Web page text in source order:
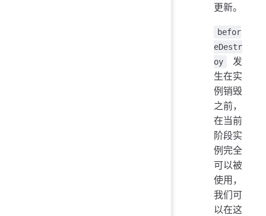
更新。
befor
eDestr
oy
发
生在实
例销毁
之前，
在当前
阶段实
例完全
可以被
使用，
我们可
以在这